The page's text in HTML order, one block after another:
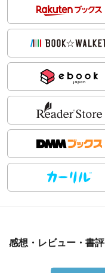
感想・レビュー・書評